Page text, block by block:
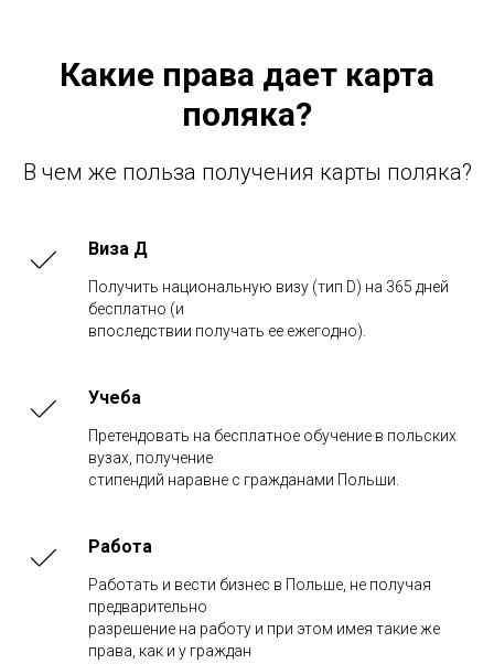
Какие права дает карта
поляка?
В чем же польза получения карты поляка?
Виза Д
Получить национальную визу (тип D) на 365 дней
бесплатно (и
впоследствии получать ее ежегодно).
Учеба
Претендовать на бесплатное обучение в польских
вузах, получение
стипендий наравне с гражданами Польши.
Работа
Работать и вести бизнес в Польше, не получая
предварительно
разрешение на работу и при этом имея такие же
права, как и у граждан